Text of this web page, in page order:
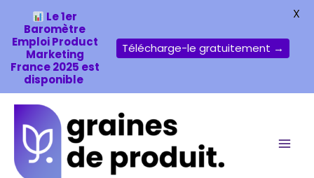
Aller
contenu
Le 1er
Baromètre
Emploi Product
Marketing
France 2025 est
disponible
Télécharge-le gratuitement →
X